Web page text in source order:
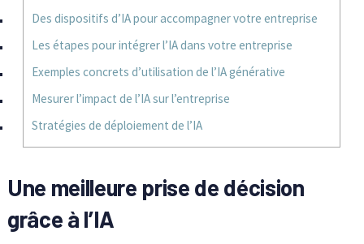
Des dispositifs d’IA pour accompagner votre entreprise
Les étapes pour intégrer l’IA dans votre entreprise
Exemples concrets d’utilisation de l’IA générative
Mesurer l’impact de l’IA sur l’entreprise
Stratégies de déploiement de l’IA
Une meilleure prise de décision
grâce à l’IA